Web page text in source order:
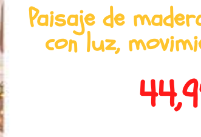
Paisaje de
con luz,